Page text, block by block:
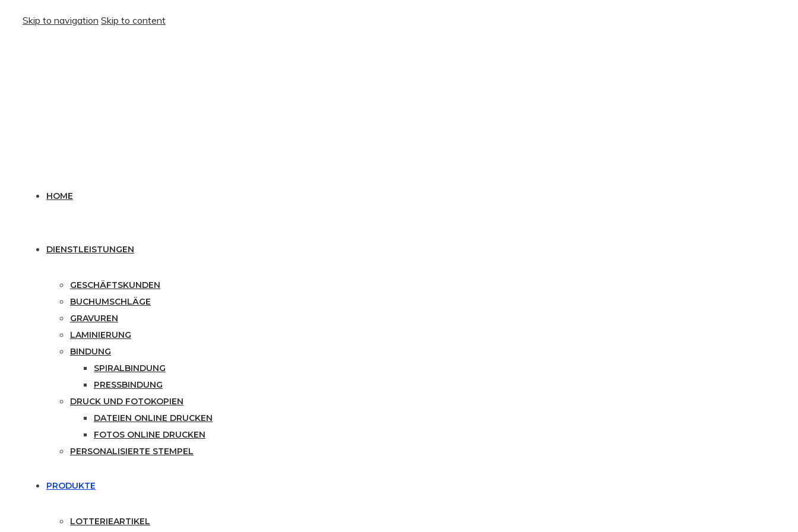
Skip to navigation Skip to content
HOME
DIENSTLEISTUNGEN
GESCHÄFTSKUNDEN
BUCHUMSCHLÄGE
GRAVUREN
LAMINIERUNG
BINDUNG
SPIRALBINDUNG
PRESSBINDUNG
DRUCK UND FOTOKOPIEN
DATEIEN ONLINE DRUCKEN
FOTOS ONLINE DRUCKEN
PERSONALISIERTE STEMPEL
PRODUKTE
LOTTERIEARTIKEL